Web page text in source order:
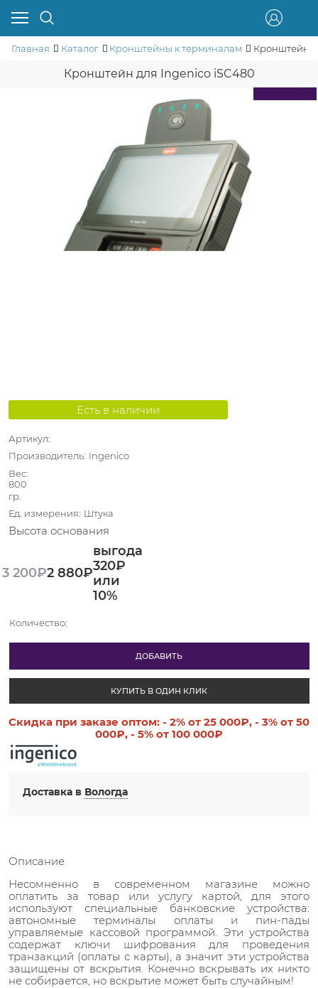
Главная Каталог Кронштейны к терминалам Кронштейн
Кронштейн для Ingenico iSC480
Есть в наличии
Артикул:
Производитель: Ingenico
Вес:
800
гр.
Ед. измерения: Штука
Высота основания
3 200₽2 880₽
выгода
320₽
или
10%
Количество:
ДОБАВИТЬ
КУПИТЬ В ОДИН КЛИК
Скидка при заказе оптом: - 2% от 25 000₽, - 3% от 50
000₽, - 5% от 100 000₽
Доставка в Вологда
Описание
Несомненно в современном магазине можно
оплатить за товар или услугу картой, для этого
используют специальные банковские устройства:
автономные терминалы оплаты и пин-пады
управляемые кассовой программой. Эти устройства
содержат ключи шифрования для проведения
транзакций (оплаты с карты), а значит эти устройства
защищены от вскрытия. Конечно вскрывать их никто
не собирается, но вскрытие может быть случайным!